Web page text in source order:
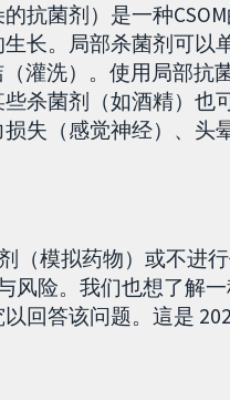
抗菌剂）是一种
长。局部杀菌剂可以
灌洗）。使用局部抗
杀菌剂（如酒精）也
失（感觉神经）、头
（模拟药物）或不进
风险。我们也想了解
回答该问题。這是